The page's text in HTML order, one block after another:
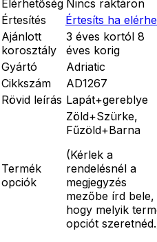
Elérhetőség Nincs raktáron
Értesítés
Értesíts ha
Ajánlott
korosztály
3 éves kortól 8
éves korig
Gyártó
Adriatic
Cikkszám
AD1267
Rövid leírás Lapát+gereblye
Termék
opciók
Zöld+Szürke,
Fűzöld+Barna
(Kérlek a
rendelésnél a
megjegyzés
mezőbe írd bele,
hogy melyik
opciót szeretnéd.